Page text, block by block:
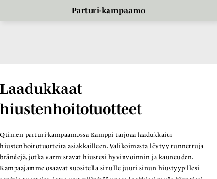
Parturi-kampaamo
Laadukkaat
hiustenhoitotuotteet
Qtimen parturi-kampaamossa Kamppi tarjoaa laadukkaita
hiustenhoitotuotteita asiakkailleen. Valikoimasta löytyy tunnettuja
brändejä, jotka varmistavat hiustesi hyvinvoinnin ja kauneuden.
Kampaajamme osaavat suositella sinulle juuri sinun hiustyypillesi